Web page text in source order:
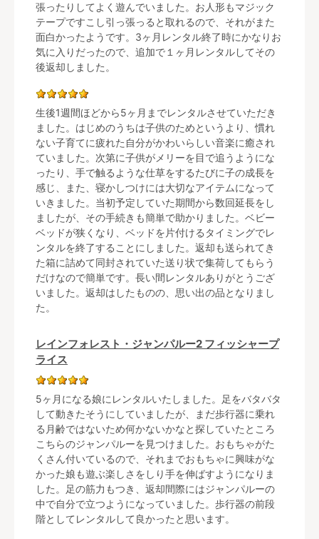
張ったりしてよく遊んでいました。お人形もマジック
テープですこし引っ張っると取れるので、それがまた
面白かったようです。3ヶ月レンタル終了時にかなりお
気に入りだったので、追加で１ヶ月レンタルしてその
後返却しました。
生後1週間ほどから5ヶ月までレンタルさせていただき
ました。はじめのうちは子供のためというより、慣れ
ない子育てに疲れた自分がかわいらしい音楽に癒され
ていました。次第に子供がメリーを目で追うようにな
ったり、手で触るような仕草をするたびに子の成長を
感じ、また、寝かしつけには大切なアイテムになって
いきました。当初予定していた期間から数回延長をし
ましたが、その手続きも簡単で助かりました。ベビー
ベッドが狭くなり、ベッドを片付けるタイミングでレ
ンタルを終了することにしました。返却も送られてき
た箱に詰めて同封されていた送り状で集荷してもらう
だけなので簡単です。長い間レンタルありがとうござ
いました。返却はしたものの、思い出の品となりまし
た。
レインフォレスト・ジャンパルー2 フィッシャープ
ライス
5ヶ月になる娘にレンタルいたしました。足をバタバタ
して動きたそうにしていましたが、まだ歩行器に乗れ
る月齢ではないため何かないかなと探していたところ
こちらのジャンパルーを見つけました。おもちゃがた
くさん付いているので、それまでおもちゃに興味がな
かった娘も遊ぶ楽しさをしり手を伸ばすようになりま
した。足の筋力もつき、返却間際にはジャンパルーの
中で自分で立つようになっていました。歩行器の前段
階としてレンタルして良かったと思います。